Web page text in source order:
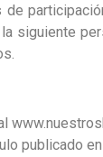
siguiente
publicado en